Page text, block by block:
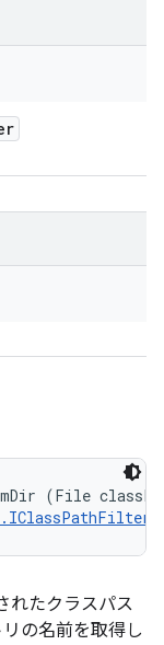
(File
れたクラスパス
の名前を取得し